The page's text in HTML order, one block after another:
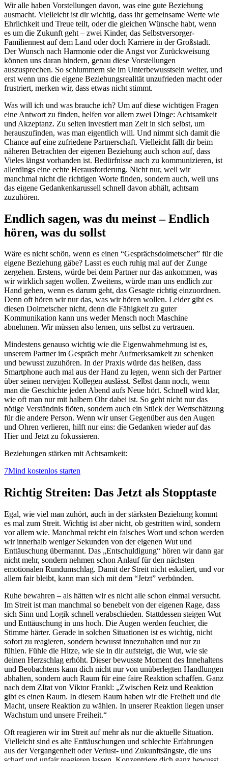
Wir alle haben Vorstellungen davon, was eine gute Beziehung
ausmacht. Vielleicht ist dir wichtig, dass ihr gemeinsame Werte wie
Ehrlichkeit und Treue teilt, oder die gleichen Wünsche habt, wenn
es um die Zukunft geht – zwei Kinder, das Selbstversorger-
Familiennest auf dem Land oder doch Karriere in der Großstadt.
Der Wunsch nach Harmonie oder die Angst vor Zurückweisung
können uns daran hindern, genau diese Vorstellungen
auszusprechen. So schlummern sie im Unterbewusstsein weiter, und
erst wenn uns die eigene Beziehungsrealität unzufrieden macht oder
frustriert, merken wir, dass etwas nicht stimmt.
Was will ich und was brauche ich? Um auf diese wichtigen Fragen
eine Antwort zu finden, helfen vor allem zwei Dinge: Achtsamkeit
und Akzeptanz. Zu selten investiert man Zeit in sich selbst, um
herauszufinden, was man eigentlich will. Und nimmt sich damit die
Chance auf eine zufriedene Partnerschaft. Vielleicht fällt dir beim
näheren Betrachten der eigenen Beziehung auch schon auf, dass
Vieles längst vorhanden ist. Bedürfnisse auch zu kommunizieren, ist
allerdings eine echte Herausforderung. Nicht nur, weil wir
manchmal nicht die richtigen Worte finden, sondern auch, weil uns
das eigene Gedankenkarussell schnell davon abhält, achtsam
zuzuhören.
Endlich sagen, was du meinst – Endlich
hören, was du sollst
Wäre es nicht schön, wenn es einen “Gesprächsdolmetscher” für die
eigene Beziehung gäbe? Lasst es euch ruhig mal auf der Zunge
zergehen. Erstens, würde bei dem Partner nur das ankommen, was
wir wirklich sagen wollen. Zweitens, würde man uns endlich zur
Hand gehen, wenn es darum geht, das Gesagte richtig einzuordnen.
Denn oft hören wir nur das, was wir hören wollen. Leider gibt es
diesen Dolmetscher nicht, denn die Fähigkeit zu guter
Kommunikation kann uns weder Mensch noch Maschine
abnehmen. Wir müssen also lernen, uns selbst zu vertrauen.
Mindestens genauso wichtig wie die Eigenwahrnehmung ist es,
unserem Partner im Gespräch mehr Aufmerksamkeit zu schenken
und bewusst zuzuhören. In der Praxis würde das heißen, dass
Smartphone auch mal aus der Hand zu legen, wenn sich der Partner
über seinen nervigen Kollegen auslässt. Selbst dann noch, wenn
man die Geschichte jeden Abend aufs Neue hört. Schnell wird klar,
wie oft man nur mit halbem Ohr dabei ist. So geht nicht nur das
nötige Verständnis flöten, sondern auch ein Stück der Wertschätzung
für die andere Person. Wenn wir unser Gegenüber aus den Augen
und Ohren verlieren, hilft nur eins: die Gedanken wieder auf das
Hier und Jetzt zu fokussieren.
Beziehungen stärken mit Achtsamkeit:
7Mind kostenlos starten
Richtig Streiten: Das Jetzt als Stopptaste
Egal, wie viel man zuhört, auch in der stärksten Beziehung kommt
es mal zum Streit. Wichtig ist aber nicht, ob gestritten wird, sondern
vor allem wie. Manchmal reicht ein falsches Wort und schon werden
wir innerhalb weniger Sekunden von der eigenen Wut und
Enttäuschung übermannt. Das „Entschuldigung“ hören wir dann gar
nicht mehr, sondern nehmen schon Anlauf für den nächsten
emotionalen Rundumschlag. Damit der Streit nicht eskaliert, und vor
allem fair bleibt, kann man sich mit dem “Jetzt” verbünden.
Ruhe bewahren – als hätten wir es nicht alle schon einmal versucht.
Im Streit ist man manchmal so benebelt von der eigenen Rage, dass
sich Sinn und Logik schnell verabschieden. Stattdessen steigen Wut
und Enttäuschung in uns hoch. Die Augen werden feuchter, die
Stimme härter. Gerade in solchen Situationen ist es wichtig, nicht
sofort zu reagieren, sondern bewusst innezuhalten und nur zu
fühlen. Fühle die Hitze, wie sie in dir aufsteigt, die Wut, wie sie
deinen Herzschlag erhöht. Dieser bewusste Moment des Innehaltens
und Beobachtens kann dich nicht nur von unüberlegten Handlungen
abhalten, sondern auch Raum für eine faire Reaktion schaffen. Ganz
nach dem ZItat von Viktor Frankl: „Zwischen Reiz und Reaktion
gibt es einen Raum. In diesem Raum haben wir die Freiheit und die
Macht, unsere Reaktion zu wählen. In unserer Reaktion liegen unser
Wachstum und unsere Freiheit.“
Oft reagieren wir im Streit auf mehr als nur die aktuelle Situation.
Vielleicht sind es alte Enttäuschungen und schlechte Erfahrungen
aus der Vergangenheit oder Verlust- und Zukunftsängste, die uns